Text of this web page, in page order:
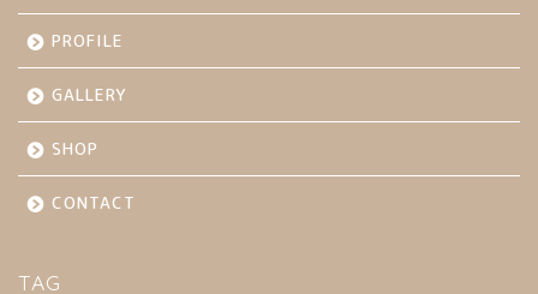
PROFILE
GALLERY
SHOP
CONTACT
TAG